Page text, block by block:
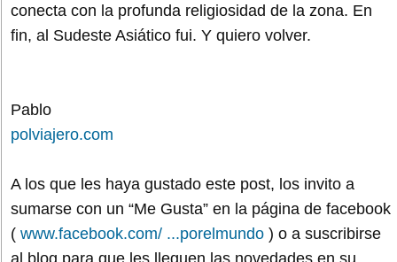
conecta con la profunda religiosidad de la zona. En
fin, al Sudeste Asiático fui. Y quiero volver.
Pablo
polviajero.com
A los que les haya gustado este post, los invito a
sumarse con un “Me Gusta” en la página de facebook
( www.facebook.com/ ...porelmundo ) o a suscribirse
al blog para que les lleguen las novedades en su